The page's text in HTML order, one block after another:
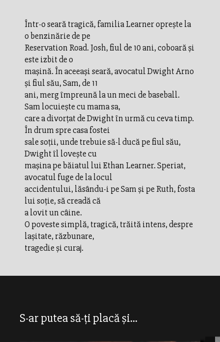
Într-o seară tragică, familia Learner opreşte la
o benzinărie de pe
Reservation Road. Josh, fiul de 10 ani, coboară şi
este izbit de o
maşină. În aceeaşi seară, avocatul Dwight Arno
şi fiul său, Sam, de 11
ani, merg împreună la un meci de baseball.
Sam locuieşte cu mama sa,
care a divorţat de Dwight în urmă cu ceva timp.
În drum spre casa fostei
sale soţii, unde trebuie să-l ducă pe fiul său,
Dwight îl loveşte cu
maşina pe băiatul lui Ethan Learner. Speriat,
avocatul fuge de la locul
accidentului, lăsându-i pe Sam şi pe Ruth, fosta
lui soţie, să creadă că
a lovit un câine.
O poveste simplă, tragică, trăită intens, despre
laşitate, răzbunare,
tragedie şi curaj.
S-ar putea să-ți placă și...